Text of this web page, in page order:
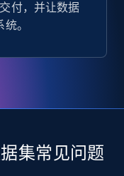
付，并让数据
。
集常见问题